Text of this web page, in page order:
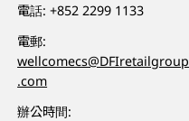
電話:+852 2299 1133
電郵:
wellcomecs@DFIretailgroup
.com
辦公時間: